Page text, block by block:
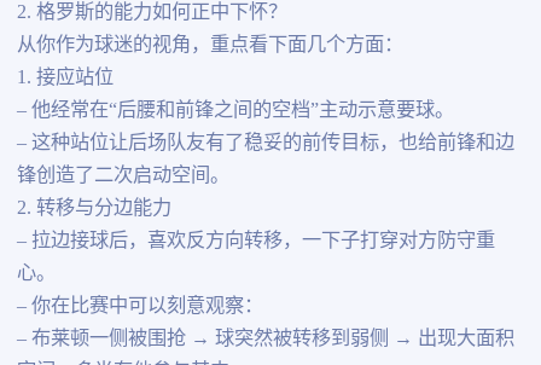
2. 格罗斯的能力如何正中下怀？
从你作为球迷的视角，重点看下面几个方面：
1. 接应站位
– 他经常在“后腰和前锋之间的空档”主动示意要球。
– 这种站位让后场队友有了稳妥的前传目标，也给前锋和边
锋创造了二次启动空间。
2. 转移与分边能力
– 拉边接球后，喜欢反方向转移，一下子打穿对方防守重
心。
– 你在比赛中可以刻意观察：
– 布莱顿一侧被围抢 → 球突然被转移到弱侧 → 出现大面积